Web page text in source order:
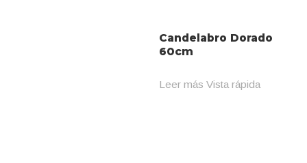
Candelabro Dorado
60cm
Leer más Vista rápida